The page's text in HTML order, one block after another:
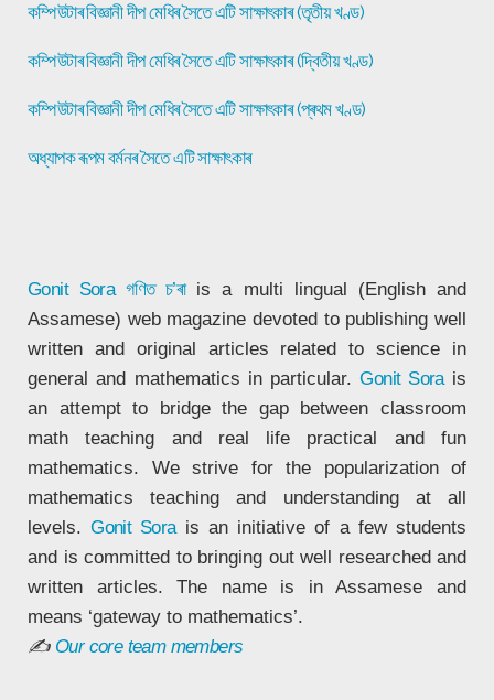
কম্পিউটাৰ বিজ্ঞানী দীপ মেধিৰ সৈতে এটি সাক্ষাৎকাৰ (তৃতীয় খণ্ড)
কম্পিউটাৰ বিজ্ঞানী দীপ মেধিৰ সৈতে এটি সাক্ষাৎকাৰ (দ্বিতীয় খণ্ড)
কম্পিউটাৰ বিজ্ঞানী দীপ মেধিৰ সৈতে এটি সাক্ষাৎকাৰ (প্ৰথম খণ্ড)
অধ্যাপক ৰূপম বৰ্মনৰ সৈতে এটি সাক্ষাৎকাৰ
Gonit Sora গণিত চ’ৰাis a multi lingual (English and
Assamese) web magazine devoted to publishing well
written and original articles related to science in
general and mathematics in particular.Gonit Sorais
an attempt to bridge the gap between classroom
math teaching and real life practical and fun
mathematics. We strive for the popularization of
mathematics teaching and understanding at all
levels.Gonit Sorais an initiative of a few students
and is committed to bringing out well researched and
written articles. The name is in Assamese and
means ‘gateway to mathematics’.
✍ Our core team members